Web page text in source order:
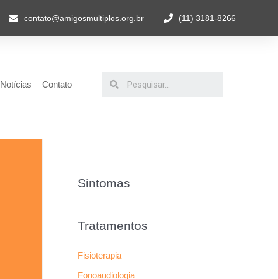
contato@amigosmultiplos.org.br (11) 3181-8266
Notícias Contato
Sintomas
Tratamentos
Fisioterapia
Fonoaudiologia